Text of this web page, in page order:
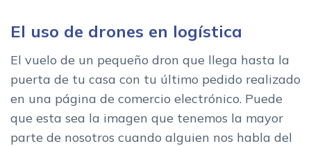
El uso de drones en logística
El vuelo de un pequeño dron que llega hasta la
puerta de tu casa con tu último pedido realizado
en una página de comercio electrónico. Puede
que esta sea la imagen que tenemos la mayor
parte de nosotros cuando alguien nos habla del